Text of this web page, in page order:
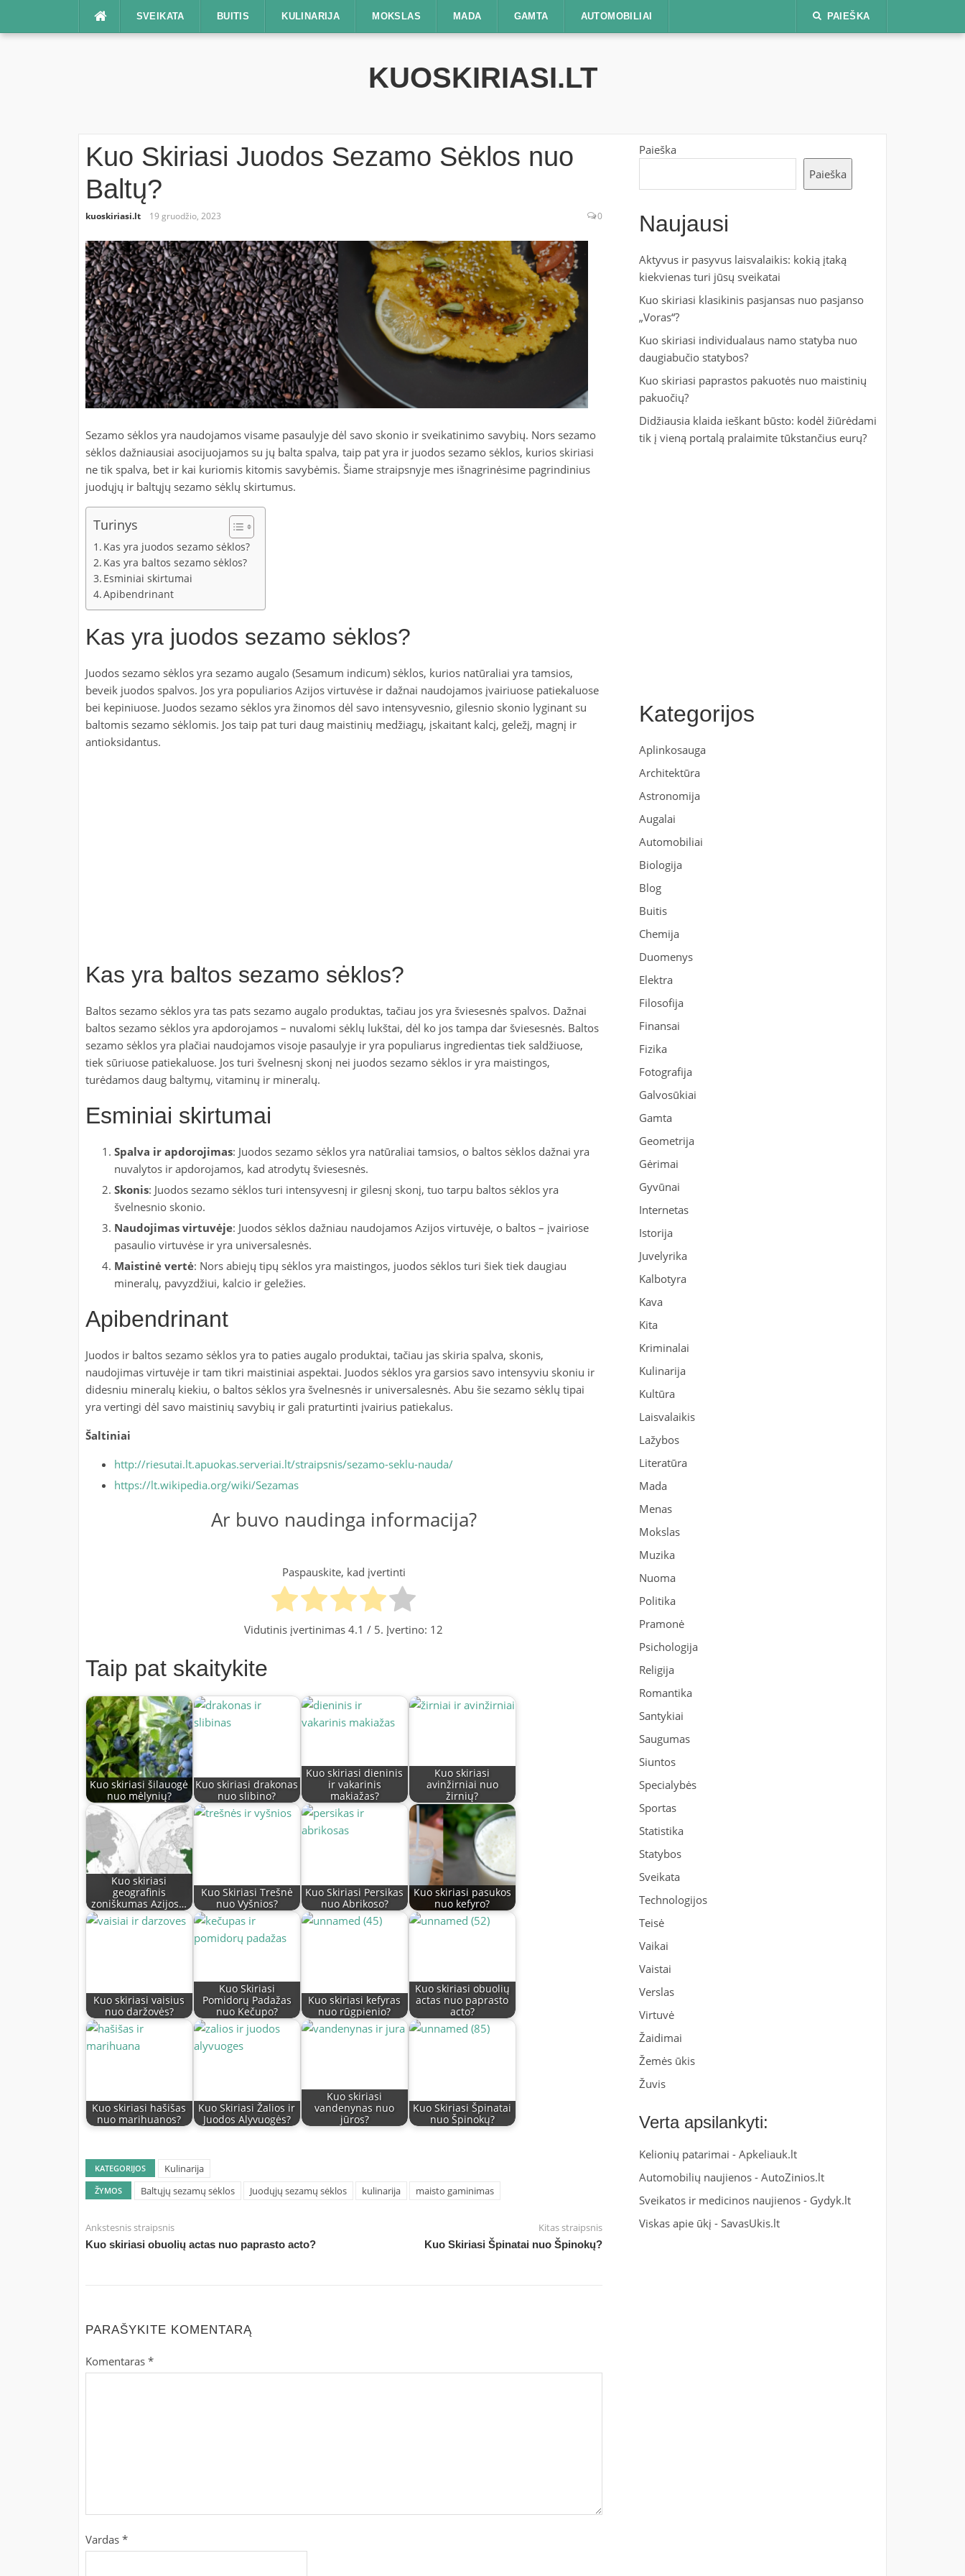
SVEIKATA BUITIS KULINARIJA MOKSLAS MADA GAMTA AUTOMOBILIAI PAIEŠKA
KUOSKIRIASI.LT
Kuo Skiriasi Juodos Sezamo Sėklos nuo
Baltų?
kuoskiriasi.lt 19 gruodžio, 2023 0
Sezamo sėklos yra naudojamos visame pasaulyje dėl savo skonio ir sveikatinimo savybių. Nors sezamo
sėklos dažniausiai asocijuojamos su jų balta spalva, taip pat yra ir juodos sezamo sėklos, kurios skiriasi
ne tik spalva, bet ir kai kuriomis kitomis savybėmis. Šiame straipsnyje mes išnagrinėsime pagrindinius
juodųjų ir baltųjų sezamo sėklų skirtumus.
Turinys
Kas yra juodos sezamo sėklos?
Kas yra baltos sezamo sėklos?
Esminiai skirtumai
Apibendrinant
Kas yra juodos sezamo sėklos?
Juodos sezamo sėklos yra sezamo augalo (Sesamum indicum) sėklos, kurios natūraliai yra tamsios,
beveik juodos spalvos. Jos yra populiarios Azijos virtuvėse ir dažnai naudojamos įvairiuose patiekaluose
bei kepiniuose. Juodos sezamo sėklos yra žinomos dėl savo intensyvesnio, gilesnio skonio lyginant su
baltomis sezamo sėklomis. Jos taip pat turi daug maistinių medžiagų, įskaitant kalcį, geležį, magnį ir
antioksidantus.
Kas yra baltos sezamo sėklos?
Baltos sezamo sėklos yra tas pats sezamo augalo produktas, tačiau jos yra šviesesnės spalvos. Dažnai
baltos sezamo sėklos yra apdorojamos – nuvalomi sėklų lukštai, dėl ko jos tampa dar šviesesnės. Baltos
sezamo sėklos yra plačiai naudojamos visoje pasaulyje ir yra populiarus ingredientas tiek saldžiuose,
tiek sūriuose patiekaluose. Jos turi švelnesnį skonį nei juodos sezamo sėklos ir yra maistingos,
turėdamos daug baltymų, vitaminų ir mineralų.
Esminiai skirtumai
Spalva ir apdorojimas: Juodos sezamo sėklos yra natūraliai tamsios, o baltos sėklos dažnai yra
nuvalytos ir apdorojamos, kad atrodytų šviesesnės.
Skonis: Juodos sezamo sėklos turi intensyvesnį ir gilesnį skonį, tuo tarpu baltos sėklos yra
švelnesnio skonio.
Naudojimas virtuvėje: Juodos sėklos dažniau naudojamos Azijos virtuvėje, o baltos – įvairiose
pasaulio virtuvėse ir yra universalesnės.
Maistinė vertė: Nors abiejų tipų sėklos yra maistingos, juodos sėklos turi šiek tiek daugiau
mineralų, pavyzdžiui, kalcio ir geležies.
Apibendrinant
Juodos ir baltos sezamo sėklos yra to paties augalo produktai, tačiau jas skiria spalva, skonis,
naudojimas virtuvėje ir tam tikri maistiniai aspektai. Juodos sėklos yra garsios savo intensyviu skoniu ir
didesniu mineralų kiekiu, o baltos sėklos yra švelnesnės ir universalesnės. Abu šie sezamo sėklų tipai
yra vertingi dėl savo maistinių savybių ir gali praturtinti įvairius patiekalus.
Šaltiniai
http://riesutai.lt.apuokas.serveriai.lt/straipsnis/sezamo-seklu-nauda/
https://lt.wikipedia.org/wiki/Sezamas
Ar buvo naudinga informacija?
Paspauskite, kad įvertinti
Vidutinis įvertinimas4.1 / 5. Įvertino: 12
Taip pat skaitykite
Kuo skiriasi šilauogė
nuo mėlynių?
Kuo skiriasi drakonas
nuo slibino?
Kuo skiriasi dieninis
ir vakarinis
makiažas?
Kuo skiriasi
avinžirniai nuo
žirnių?
Kuo skiriasi
geografinis
zoniškumas Azijos…
Kuo Skiriasi Trešnė
nuo Vyšnios?
Kuo Skiriasi Persikas
nuo Abrikoso?
Kuo skiriasi pasukos
nuo kefyro?
Kuo skiriasi vaisius
nuo daržovės?
Kuo Skiriasi
Pomidorų Padažas
nuo Kečupo?
Kuo skiriasi kefyras
nuo rūgpienio?
Kuo skiriasi obuolių
actas nuo paprasto
acto?
Kuo skiriasi hašišas
nuo marihuanos?
Kuo Skiriasi Žalios ir
Juodos Alyvuogės?
Kuo skiriasi
vandenynas nuo
jūros?
Kuo Skiriasi Špinatai
nuo Špinokų?
KATEGORIJOS Kulinarija
ŽYMOS Baltųjų sezamų sėklos Juodųjų sezamų sėklos kulinarija maisto gaminimas
Ankstesnis straipsnis
Kuo skiriasi obuolių actas nuo paprasto acto?
Kitas straipsnis
Kuo Skiriasi Špinatai nuo Špinokų?
PARAŠYKITE KOMENTARĄ
Komentaras *
Vardas *
Paieška
Paieška
Naujausi
Aktyvus ir pasyvus laisvalaikis: kokią įtaką
kiekvienas turi jūsų sveikatai
Kuo skiriasi klasikinis pasjansas nuo pasjanso
„Voras“?
Kuo skiriasi individualaus namo statyba nuo
daugiabučio statybos?
Kuo skiriasi paprastos pakuotės nuo maistinių
pakuočių?
Didžiausia klaida ieškant būsto: kodėl žiūrėdami
tik į vieną portalą pralaimite tūkstančius eurų?
Kategorijos
Aplinkosauga
Architektūra
Astronomija
Augalai
Automobiliai
Biologija
Blog
Buitis
Chemija
Duomenys
Elektra
Filosofija
Finansai
Fizika
Fotografija
Galvosūkiai
Gamta
Geometrija
Gėrimai
Gyvūnai
Internetas
Istorija
Juvelyrika
Kalbotyra
Kava
Kita
Kriminalai
Kulinarija
Kultūra
Laisvalaikis
Lažybos
Literatūra
Mada
Menas
Mokslas
Muzika
Nuoma
Politika
Pramonė
Psichologija
Religija
Romantika
Santykiai
Saugumas
Siuntos
Specialybės
Sportas
Statistika
Statybos
Sveikata
Technologijos
Teisė
Vaikai
Vaistai
Verslas
Virtuvė
Žaidimai
Žemės ūkis
Žuvis
Verta apsilankyti:
Kelionių patarimai -Apkeliauk.lt
Automobilių naujienos -AutoZinios.lt
Sveikatos ir medicinos naujienos - Gydyk.lt
Viskas apie ūkį -SavasUkis.lt